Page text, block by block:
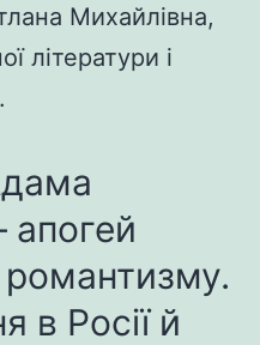
Михайлівна,
літератури і
апогей
в Росії й